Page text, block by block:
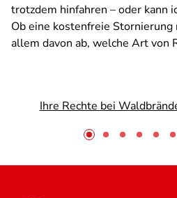
trotzdem hinfahren – oder kann
Ob eine kostenfreie
allem davon ab, welche Art von
Ihre Rechte bei